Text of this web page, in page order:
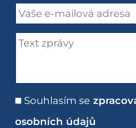
Souhlasím se
osobních údajů